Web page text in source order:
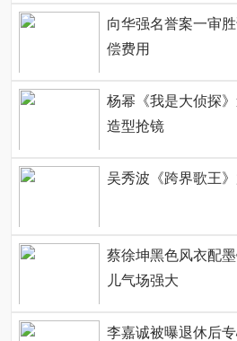
向华强名誉案一审
偿费用
杨幂《我是大侦探
造型抢镜
吴秀波《跨界歌王
蔡徐坤黑色风衣配
儿气场强大
李嘉诚被曝退休后